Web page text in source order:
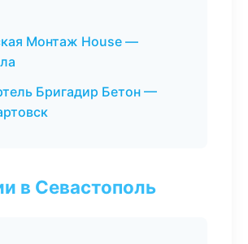
Монтаж House —
Бригадир Бетон —
в Севастополь